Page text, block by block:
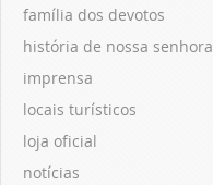
família dos devotos
história de nossa senhora
imprensa
locais turísticos
loja oficial
notícias